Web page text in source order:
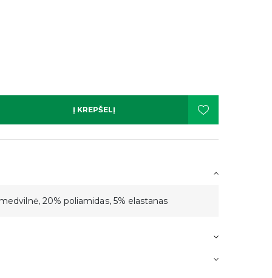
Į KREPŠELĮ
20% poliamidas, 5% elastanas